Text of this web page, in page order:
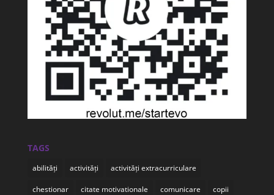
TAGS
abilități activități activități extracurriculare
chestionar citate motivationale comunicare copii